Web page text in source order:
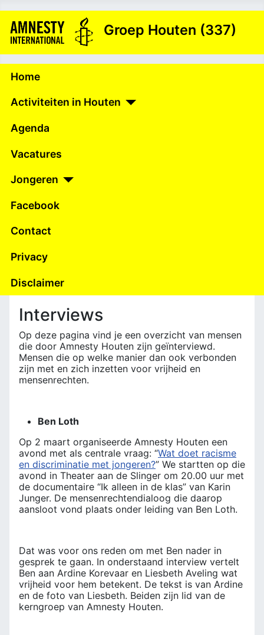
Groep Houten (337)
Home
Activiteiten in Houten
Agenda
Vacatures
Jongeren
Facebook
Contact
Privacy
Disclaimer
Interviews
Op deze pagina vind je een overzicht van mensen
die door Amnesty Houten zijn geïnterviewd.
Mensen die op welke manier dan ook verbonden
zijn met en zich inzetten voor vrijheid en
mensenrechten.
Ben Loth
Op 2 maart organiseerde Amnesty Houten een
avond met als centrale vraag: “Wat doet racisme
en discriminatie met jongeren?” We startten op die
avond in Theater aan de Slinger om 20.00 uur met
de documentaire “Ik alleen in de klas” van Karin
Junger. De mensenrechtendialoog die daarop
aansloot vond plaats onder leiding van Ben Loth.
Dat was voor ons reden om met Ben nader in
gesprek te gaan. In onderstaand interview vertelt
Ben aan Ardine Korevaar en Liesbeth Aveling wat
vrijheid voor hem betekent. De tekst is van Ardine
en de foto van Liesbeth. Beiden zijn lid van de
kerngroep van Amnesty Houten.